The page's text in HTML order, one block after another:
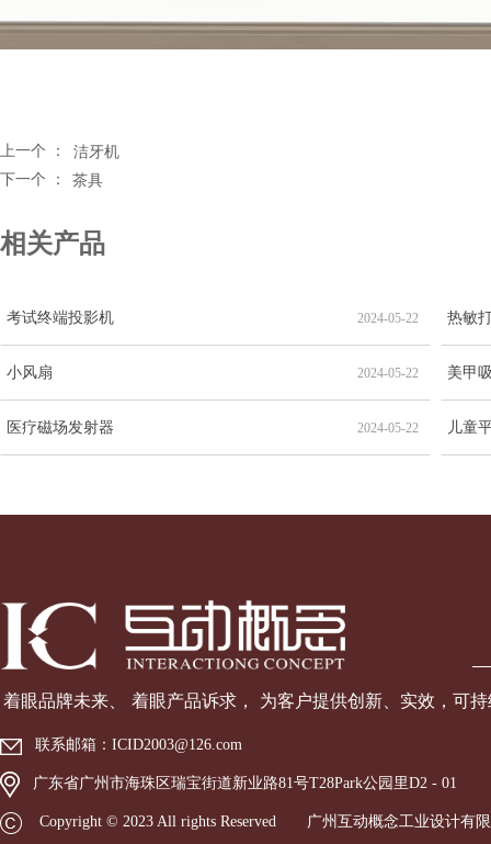
洁牙机
上一个 ：
茶具
下一个 ：
相关产品
考试终端投影机 2024-05-22 热敏
小风扇 2024-05-22 美甲
医疗磁场发射器 2024-05-22 儿童
联系邮箱： ICID2003@126.com
广东省广州市海珠区瑞宝街道新业路81号T28Park公园里D2 - 01
Copyright © 2023 All rights Reserved 广州互动概念工业设计有
着眼品牌未来、 着眼产品诉求， 为客户提供创新、实效，可